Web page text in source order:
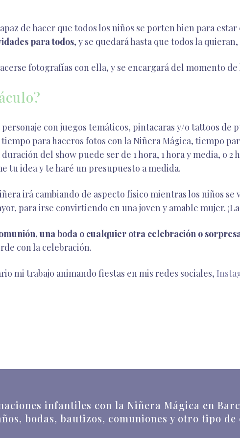
de hacer que todos los niños se porten bien para
para todos, y se quedará hasta que todos la
fotografías con ella, y se encargará del momento
con juegos temáticos, pintacaras y/o tattoos de
para haceros fotos con la Niñera Mágica, tiempo
del show puede ser de 1 hora, 1 hora y media, o 2
tu idea y te haré un presupuesto a medida.
irá cambiando de aspecto físico mientras los niños
para irse convirtiendo en una joven y amable mujer.
una boda o cualquier otra celebración o
con la celebración.
mi trabajo animando fiestas en mis redes sociales,
infantiles con la Niñera Mágica en
bodas, bautizos, comuniones y otro tipo de